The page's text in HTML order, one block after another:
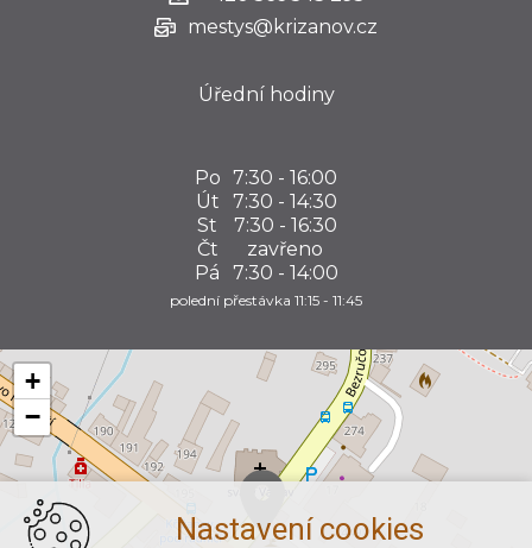
mestys@krizanov.cz
Úřední hodiny
Po 7:30 - 16:00
Út
7:30 - 14:30
St
7:30 - 16:30
Čt
zavřeno
Pá
7:30 - 14:00
polední přestávka 11:15 - 11:45
+
−
Nastavení cookies